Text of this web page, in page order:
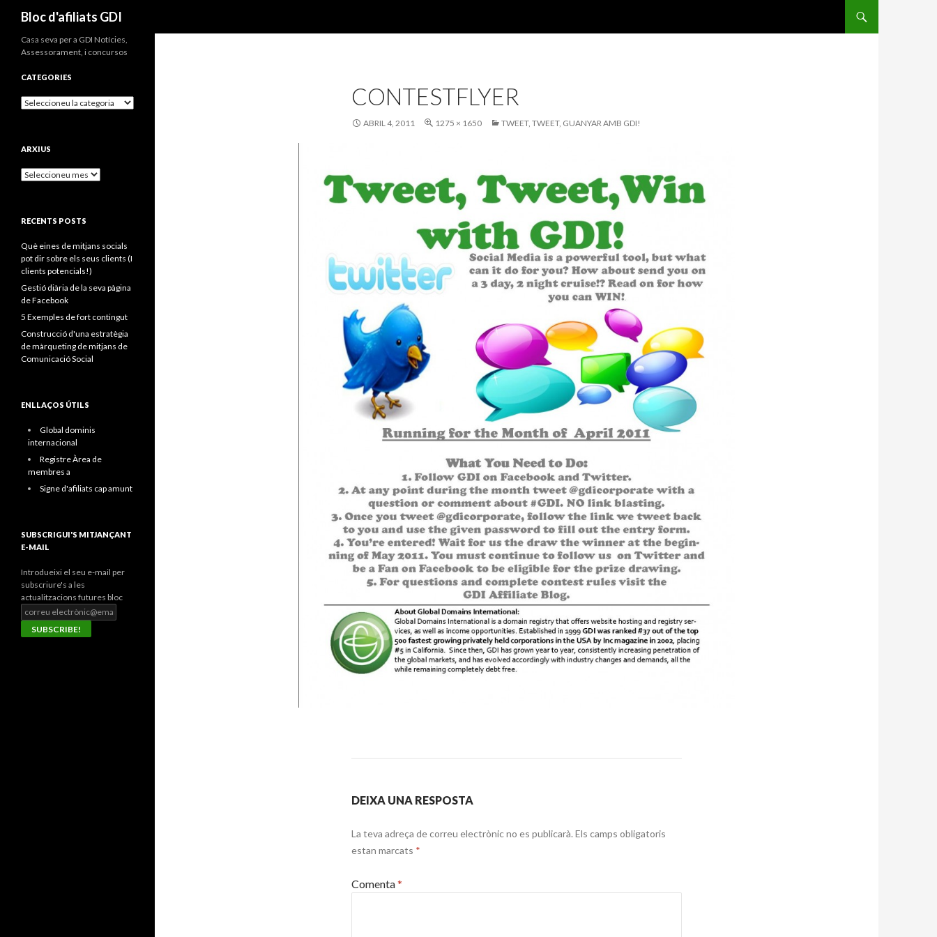
Bloc d'afiliats GDI
CONTESTFLYER
ABRIL 4, 2011 1275 × 1650 TWEET, TWEET, GUANYAR AMB GDI!
DEIXA UNA RESPOSTA
La teva adreça de correu electrònic no es publicarà. Els camps obligatoris
estan marcats *
Comenta*
Casa seva per a GDI Notícies,
Assessorament, i concursos
CATEGORIES
Categories
ARXIUS
Arxius
RECENTS POSTS
Què eines de mitjans socials
pot dir sobre els seus clients (I
clients potencials!)
Gestió diària de la seva pàgina
de Facebook
5 Exemples de fort contingut
Construcció d'una estratègia
de màrqueting de mitjans de
Comunicació Social
ENLLAÇOS ÚTILS
Global dominis
internacional
Registre Àrea de
membres a
Signe d'afiliats cap amunt
SUBSCRIGUI'S MITJANÇANT
E-MAIL
Introdueixi el seu e-mail per
subscriure's a les
actualitzacions futures bloc